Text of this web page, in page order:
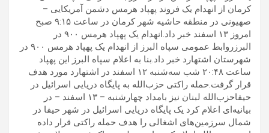
کرمان از انهدام یک فروند پهپاد هرمس دشمن آمریکایی –
صهیونی در منطقه حاشیه شهر کرمان در ساعت ۹:۱۵ صبح
امروز ۱۳ اسفند خبر داد.انهدام یک پهپاد هرمس ۹۰۰ در
البرزروابط عمومی سپاه البرز از انهدام یک پهپاد هرمس ۹۰۰ در
شهرستان اشتهارد خبر داد.بنا به اعلام سپاه البرز این پهپاد
ساعت ۲۰:۴۸ شب سه‌شنبه ۱۲ اسفند در اشتهارد مورد هدف
قرار گرفت.حمله راکتی حزب‌الله به پایگاه دریایی اسرائیل در
حیفاحزب‌الله لبنان نیز بامداد چهارشنبه – ۱۳ اسفند – در
بیانیه‌ای اعلام کرد یک پایگاه دریایی اسرائیل در شهر حیفا در
شمال سرزمین‌های اشغالی را هدف حمله راکتی قرار داده